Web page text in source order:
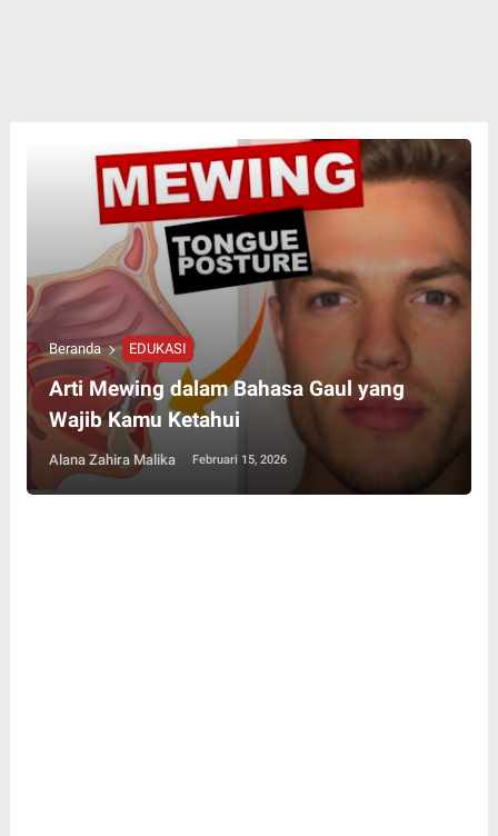
Beranda EDUKASI
Arti Mewing dalam Bahasa Gaul yang
Wajib Kamu Ketahui
Alana Zahira Malika Februari 15, 2026